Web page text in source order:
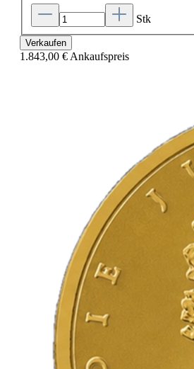
Stk
Verkaufen
1.843,00 € Ankaufspreis